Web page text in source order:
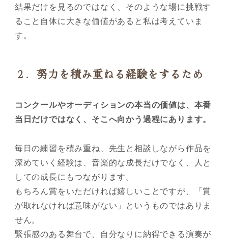
結果だけを見るのではなく、そのような場に挑戦す
ること自体に大きな価値があると私は考えていま
す。
２．努力を積み重ねる経験をするため
コンクールやオーディションの本当の価値は、本番
当日だけではなく、そこへ向かう過程にあります。
毎日の練習を積み重ね、先生と相談しながら作品を
深めていく経験は、音楽的な成長だけでなく、人と
しての成長にもつながります。
もちろん賞をいただければ嬉しいことですが、「賞
が取れなければ意味がない」というものではありま
せん。
緊張感のある舞台で、自分なりに納得できる演奏が